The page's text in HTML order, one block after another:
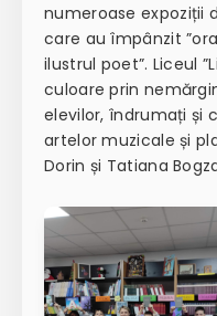
numeroase expoziții
care au împânzit
ilustrul poet”. Liceul
culoare prin
elevilor, îndrumați și
artelor muzicale și
Dorin și Tatiana